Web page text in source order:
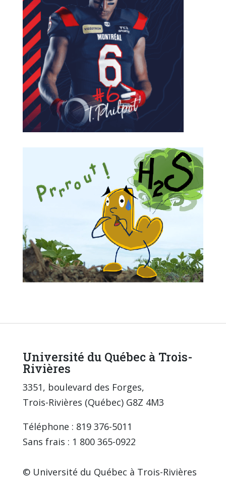
Université du Québec à Trois-
Rivières
3351, boulevard des Forges,
Trois-Rivières (Québec) G8Z 4M3
Téléphone : 819 376-5011
Sans frais : 1 800 365-0922
© Université du Québec à Trois-Rivières